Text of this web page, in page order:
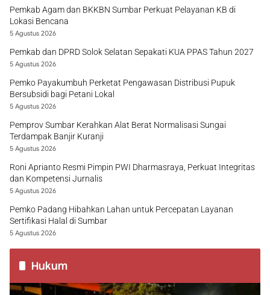
Pemkab Agam dan BKKBN Sumbar Perkuat Pelayanan KB di
Lokasi Bencana
5 Agustus 2026
Pemkab dan DPRD Solok Selatan Sepakati KUA PPAS Tahun 2027
5 Agustus 2026
Pemko Payakumbuh Perketat Pengawasan Distribusi Pupuk
Bersubsidi bagi Petani Lokal
5 Agustus 2026
Pemprov Sumbar Kerahkan Alat Berat Normalisasi Sungai
Terdampak Banjir Kuranji
5 Agustus 2026
Roni Aprianto Resmi Pimpin PWI Dharmasraya, Perkuat Integritas
dan Kompetensi Jurnalis
5 Agustus 2026
Pemko Padang Hibahkan Lahan untuk Percepatan Layanan
Sertifikasi Halal di Sumbar
5 Agustus 2026
Hukum